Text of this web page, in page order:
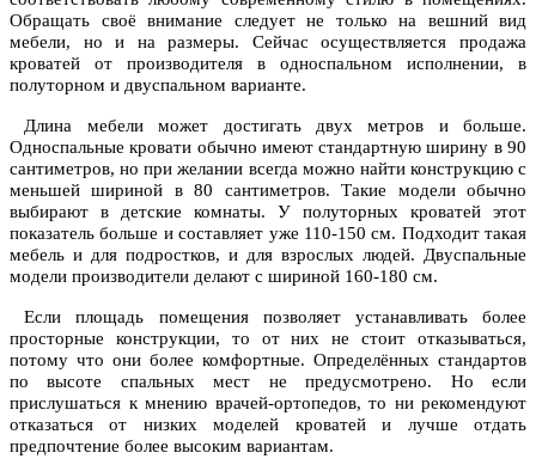
Обращать своё внимание следует не только на вешний вид
мебели, но и на размеры. Сейчас осуществляется продажа
кроватей от производителя в односпальном исполнении, в
полуторном и двуспальном варианте.
Длина мебели может достигать двух метров и больше.
Односпальные кровати обычно имеют стандартную ширину в 90
сантиметров, но при желании всегда можно найти конструкцию с
меньшей шириной в 80 сантиметров. Такие модели обычно
выбирают в детские комнаты. У полуторных кроватей этот
показатель больше и составляет уже 110-150 см. Подходит такая
мебель и для подростков, и для взрослых людей. Двуспальные
модели производители делают с шириной 160-180 см.
Если площадь помещения позволяет устанавливать более
просторные конструкции, то от них не стоит отказываться,
потому что они более комфортные. Определённых стандартов
по высоте спальных мест не предусмотрено. Но если
прислушаться к мнению врачей-ортопедов, то ни рекомендуют
отказаться от низких моделей кроватей и лучше отдать
предпочтение более высоким вариантам.